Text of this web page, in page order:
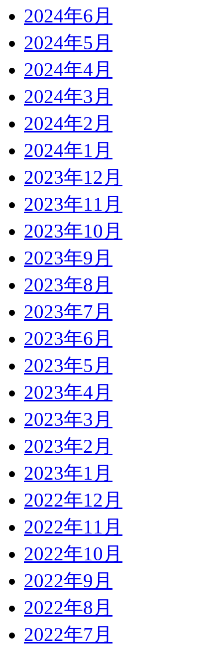
2024年6月
2024年5月
2024年4月
2024年3月
2024年2月
2024年1月
2023年12月
2023年11月
2023年10月
2023年9月
2023年8月
2023年7月
2023年6月
2023年5月
2023年4月
2023年3月
2023年2月
2023年1月
2022年12月
2022年11月
2022年10月
2022年9月
2022年8月
2022年7月